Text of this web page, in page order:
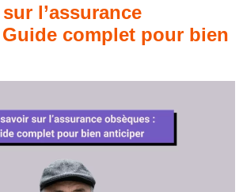
l’assurance
complet pour bien